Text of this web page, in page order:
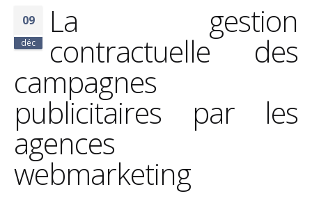
09
déc
La gestion
contractuelle des
campagnes
publicitaires par les
agences
webmarketing